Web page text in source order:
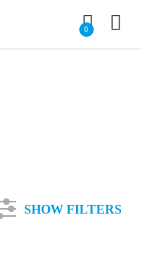
0
SHOW FILTERS